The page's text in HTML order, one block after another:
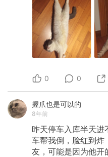
0 0
握爪也是可以的
8年前
昨天停车入库半天
车帮我倒，脸红到炸
友，可能是因为他开